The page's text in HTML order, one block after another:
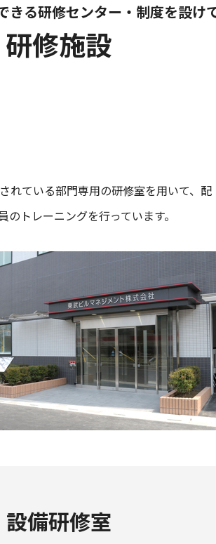
きる研修センター・制度を設け
研修施設
れている部門専用の研修室を用いて、配
トレーニングを行っています。
設備研修室